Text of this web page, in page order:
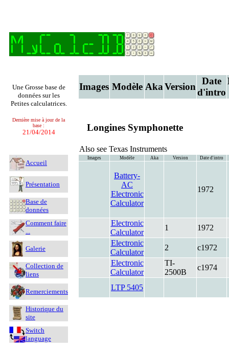
Une Grosse base de
données sur les
Petites calculatrices.
Dernière mise à jour de la
base :
21/04/2014
Accueil
Présentation
Base de
données
Comment faire
...
Galerie
Collection de
liens
Remerciements
Historique du
site
Switch
language
Images Modèle AkaVersion
Date
d'intro
Longines Symphonette
Also see Texas Instruments
Images Modèle Aka Version Date d'intro
Battery-
AC
Electronic
Calculator
1972
Electronic
Calculator
1
1972
Electronic
Calculator
2
c1972
Electronic
Calculator
TI-
2500B
c1974
LTP 5405